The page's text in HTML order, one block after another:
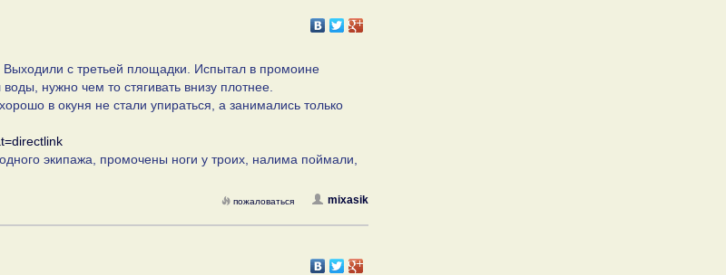
Выходили с третьей площадки. Испытал в промоине
нужно чем то стягивать внизу плотнее.
в окуня не стали упираться, а занимались только
экипажа, промочены ноги у троих, налима поймали,
mixasik
пожаловаться